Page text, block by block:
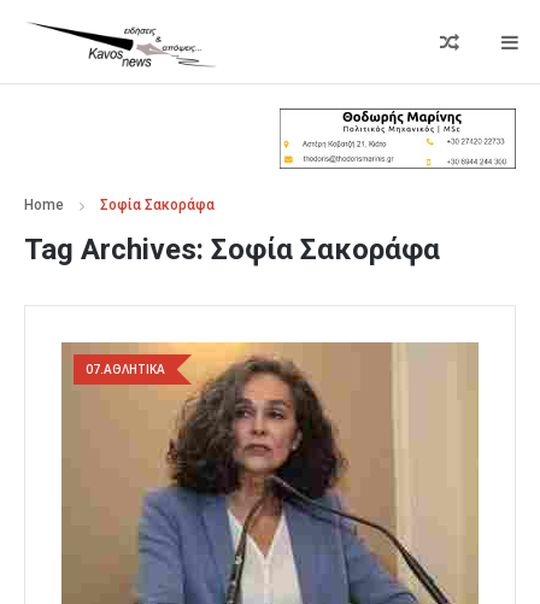
Home Σοφία Σακοράφα
Tag Archives: Σοφία Σακοράφα
07.ΑΘΛΗΤΙΚΑ